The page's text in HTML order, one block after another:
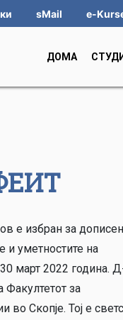
sMail e-
ДОМА
е избран за
и уметностите на
март 2022 година.
за
во Скопје. Тој е